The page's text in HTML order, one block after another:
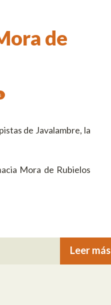
de
de Javalambre, la
Mora de Rubielos
Leer más